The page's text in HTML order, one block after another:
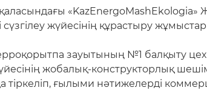
жүйесінің құрастыру
зауытының №1 балқыту
жобалық-конструкторлық
тіркеліп, ғылыми нәтижелерді